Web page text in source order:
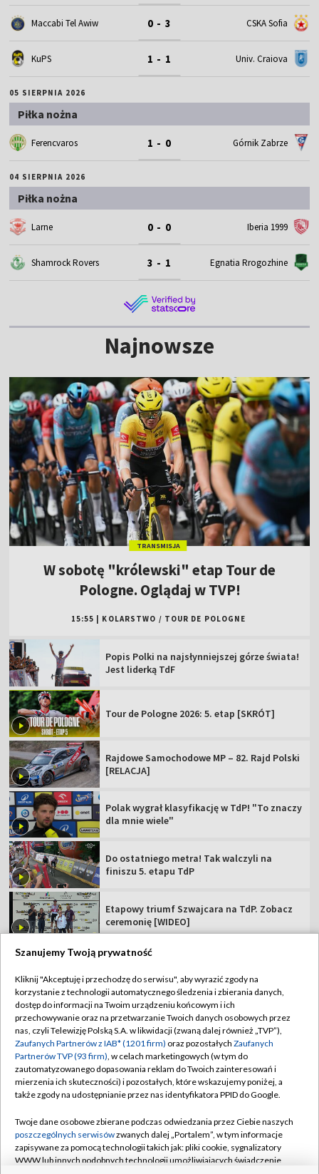
Maccabi Tel Awiw 0 - 3 CSKA Sofia
KuPS 1 - 1 Univ. Craiova
05 SIERPNIA 2026
Piłka nożna
Ferencvaros 1 - 0 Górnik Zabrze
04 SIERPNIA 2026
Piłka nożna
Larne 0 - 0 Iberia 1999
Shamrock Rovers 3 - 1 Egnatia Rrogozhine
Najnowsze
TRANSMISJA
W sobotę "królewski" etap Tour de
Pologne. Oglądaj w TVP!
15:55 KOLARSTWO / TOUR DE POLOGNE
Popis Polki na najsłynniejszej górze świata!
Jest liderką TdF
Tour de Pologne 2026: 5. etap [SKRÓT]
Rajdowe Samochodowe MP – 82. Rajd Polski
[RELACJA]
Polak wygrał klasyfikację w TdP! "To znaczy
dla mnie wiele"
Do ostatniego metra! Tak walczyli na
finiszu 5. etapu TdP
Etapowy triumf Szwajcara na TdP. Zobacz
ceremonię [WIDEO]
TVP
Abonament TVP
Sklep TVP
Biuro Reklamy
Oferta Handlowa
Emisja w TVP
Rada Programowa
Regulamin TVP
Polityka prywatności
Moje zgody
Biuro reklamy
Kanały
Szanujemy Twoją prywatność
Kliknij "Akceptuję i przechodzę do serwisu", aby wyrazić zgody na
korzystanie z technologii automatycznego śledzenia i zbierania danych,
dostęp do informacji na Twoim urządzeniu końcowym i ich
przechowywanie oraz na przetwarzanie Twoich danych osobowych przez
nas, czyli Telewizję Polską S.A. w likwidacji (zwaną dalej również „TVP”),
Zaufanych Partnerów z IAB* (1201 firm) oraz pozostałych Zaufanych
Partnerów TVP (93 firm), w celach marketingowych (w tym do
zautomatyzowanego dopasowania reklam do Twoich zainteresowań i
mierzenia ich skuteczności) i pozostałych, które wskazujemy poniżej, a
także zgody na udostępnianie przez nas identyfikatora PPID do Google.
Twoje dane osobowe zbierane podczas odwiedzania przez Ciebie naszych
poszczególnych serwisówzwanych dalej „Portalem”, w tym informacje
zapisywane za pomocą technologii takich jak: pliki cookie, sygnalizatory
WWW lub innych podobnych technologii umożliwiających świadczenie